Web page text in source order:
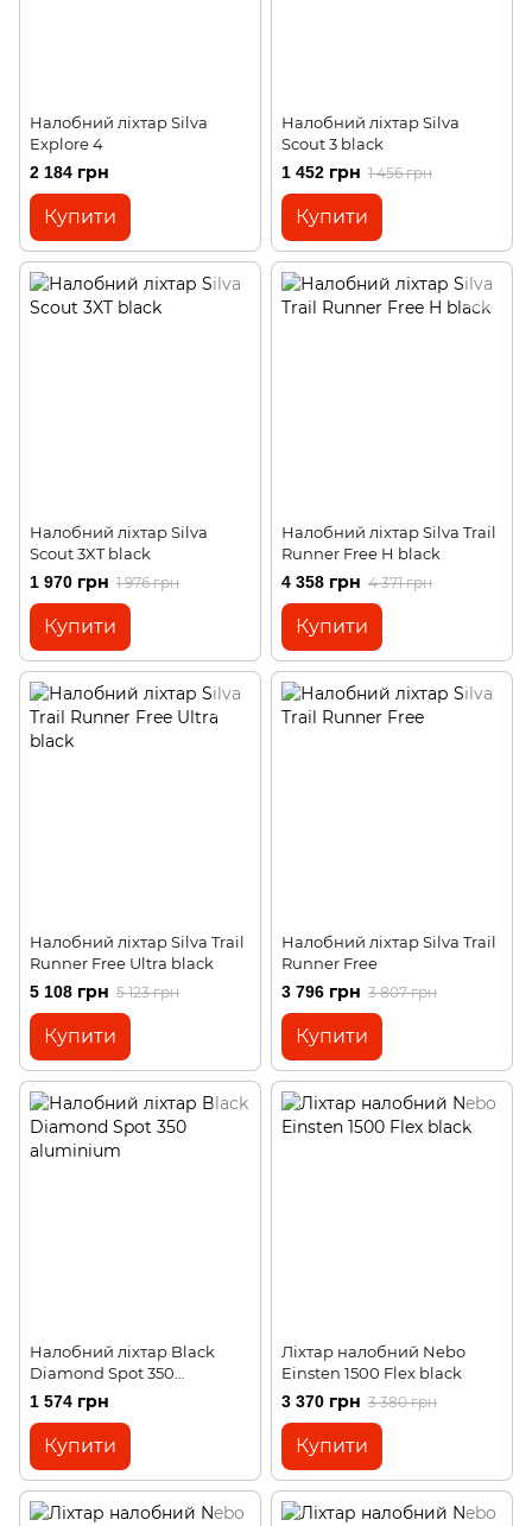
Налобний ліхтар Silva
Explore 4
2 184 грн
Купити
Налобний ліхтар Silva
Scout 3 black
1 452 грн 1 456 грн
Купити
Налобний ліхтар Silva
Scout 3XT black
1 970 грн 1 976 грн
Купити
Налобний ліхтар Silva Trail
Runner Free H black
4 358 грн 4 371 грн
Купити
Налобний ліхтар Silva Trail
Runner Free Ultra black
5 108 грн 5 123 грн
Купити
Налобний ліхтар Silva Trail
Runner Free
3 796 грн 3 807 грн
Купити
Налобний ліхтар Black
Diamond Spot 350
aluminium
1 574 грн
Купити
Ліхтар налобний Nebo
Einsten 1500 Flex black
3 370 грн 3 380 грн
Купити